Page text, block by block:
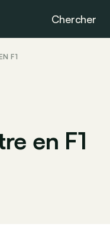
Chercher
F1
en F1